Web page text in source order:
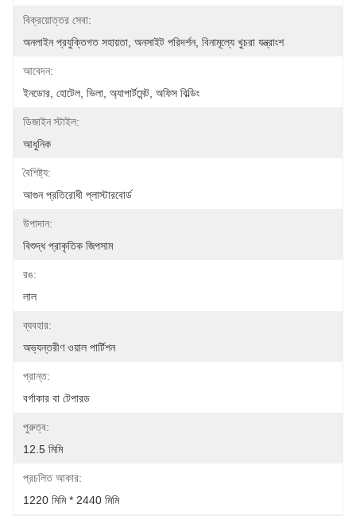
বিক্রয়োত্তর সেবা:
অনলাইন প্রযুক্তিগত সহায়তা, অনসাইট পরিদর্শন, বিনামূল্যে খুচরা যন্ত্রাংশ
আবেদন:
ইনডোর, হোটেল, ভিলা, অ্যাপার্টমেন্ট, অফিস বিল্ডিং
ডিজাইন স্টাইল:
আধুনিক
বৈশিষ্ট্য:
আগুন প্রতিরোধী প্লাস্টারবোর্ড
উপাদান:
বিশুদ্ধ প্রাকৃতিক জিপসাম
রঙ:
লাল
ব্যবহার:
অভ্যন্তরীণ ওয়াল পার্টিশন
প্রান্ত:
বর্গাকার বা টেপারড
পুরুত্ব:
12.5 মিমি
প্রচলিত আকার:
1220 মিমি * 2440 মিমি